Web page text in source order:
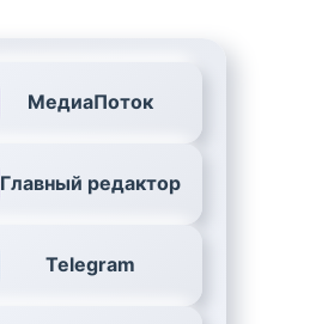
МедиаПоток
Главный редактор
Telegram